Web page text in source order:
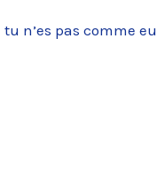
tu n’es pas comme